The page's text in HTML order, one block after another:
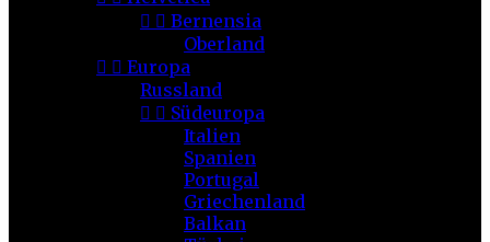
  Bernensia
Oberland
  Europa
Russland
  Südeuropa
Italien
Spanien
Portugal
Griechenland
Balkan